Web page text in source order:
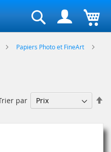
Rechercher
Papiers Photo et FineArt
par